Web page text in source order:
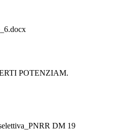
POTENZIAM.
DM 19